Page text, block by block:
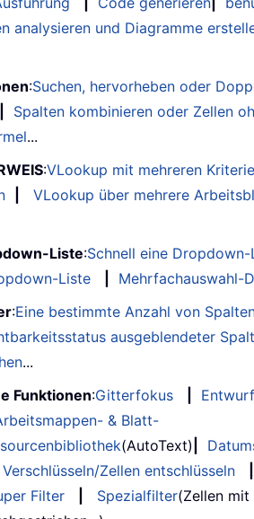
analysieren und Diagramme
:Suchen, hervorheben oder
Spalten kombinieren oder Zellen
...
:VLookup mit mehreren
VLookup über mehrere
Liste:Schnell eine
Liste
Mehrfachauswahl-
:Eine bestimmte Anzahl von
ausgeblendeter
...
Funktionen:Gitterfokus
Entwurf
& Blatt-
(AutoText)
Verschlüsseln/Zellen entschlüsseln
Filter Spezialfilter(Zellen